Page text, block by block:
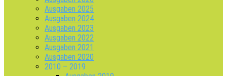
Ausgaben 2025
Ausgaben 2024
Ausgaben 2023
Ausgaben 2022
Ausgaben 2021
Ausgaben 2020
2010 – 2019